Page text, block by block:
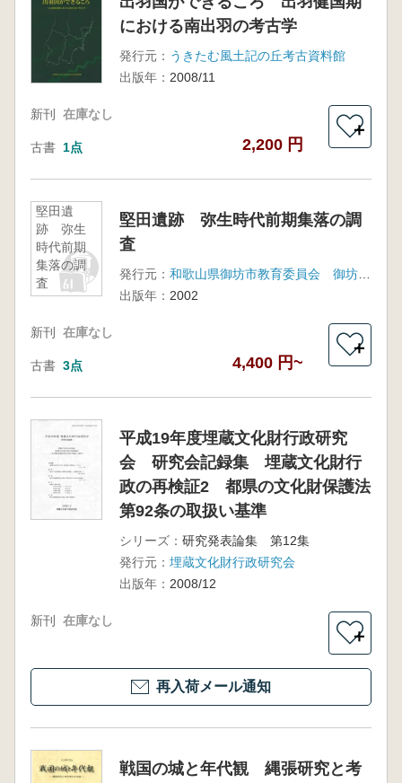
における南出羽の考古学
発行元： うきたむ風土記の丘考古資料館
出版年： 2008/11
新刊 在庫なし
古書 1点 2,200 円
＋
堅田遺
跡 弥生
時代前期
集落の調
査
堅田遺跡 弥生時代前期集落の調
査
発行元：
和歌山県御坊市教育委員会 御坊市文化財調査会
出版年： 2002
新刊 在庫なし
古書 3点 4,400 円~
＋
平成19年度埋蔵文化財行政研究
会 研究会記録集 埋蔵文化財行
政の再検証2 都県の文化財保護法
第92条の取扱い基準
シリーズ： 研究発表論集 第12集
発行元： 埋蔵文化財行政研究会
出版年： 2008/12
新刊 在庫なし
＋
再入荷メール通知
戦国の城と年代観 縄張研究と考